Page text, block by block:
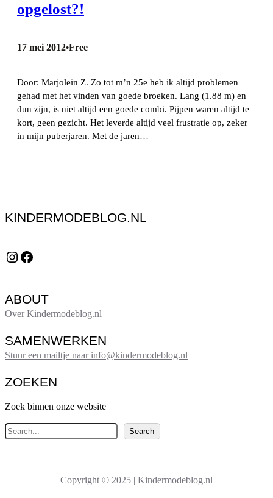
opgelost?!
17 mei 2012•Free
Door: Marjolein Z. Zo tot m’n 25e heb ik altijd problemen
gehad met het vinden van goede broeken. Lang (1.88 m) en
dun zijn, is niet altijd een goede combi. Pijpen waren altijd te
kort, geen gezicht. Het leverde altijd veel frustratie op, zeker
in mijn puberjaren. Met de jaren…
KINDERMODEBLOG.NL
Instagram Facebook
ABOUT
Over Kindermodeblog.nl
SAMENWERKEN
Stuur een mailtje naar info@kindermodeblog.nl
ZOEKEN
Zoek binnen onze website
Z
o
e
Search
Copyright © 2025 | Kindermodeblog.nl